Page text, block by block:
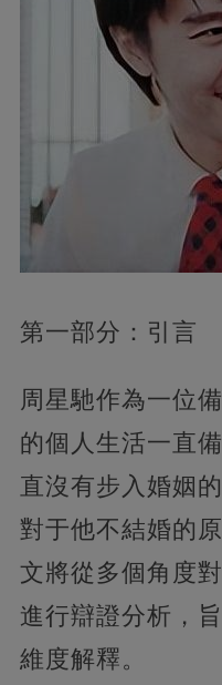
第一部分：引言
周星馳作為一位
的個人生活一直
直沒有步入婚姻
對于他不結婚的
文將從多個角度
進行辯證分析，
維度解釋。